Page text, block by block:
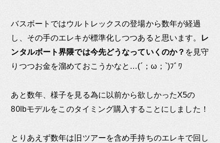
バスボートではウルトレックスの登場から数年が経過
し、その手のエレキが標準化しつつあると思います。 レ
ンタルボート界隈では今先どうなっていくのか？ を見守
りつつお金を溜めておこうかなと…(´；ω；`)ﾌﾞﾜ
あと数年、様子を見る為に以前から欲しかったX5の
80lbモデルをこのタイミング購入することにしました！
とりあえず数年は旧ツアーを含め手持ちのエレキで回し